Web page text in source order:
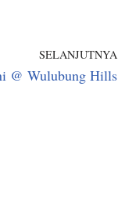
SELANJUTNYA
@ Wulubung Hills